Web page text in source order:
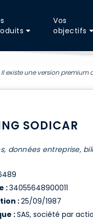
Vos
objectifs
existe une version
SODICAR
données entreprise,
:34055648900011
:25/09/1987
:SAS, société par